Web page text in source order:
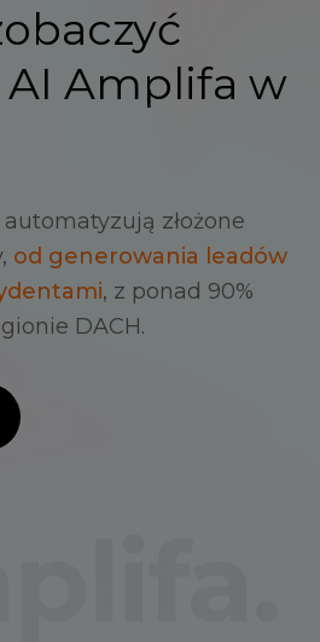
Amplifa w
złożone
od generowania leadów
, z ponad 90%
DACH.